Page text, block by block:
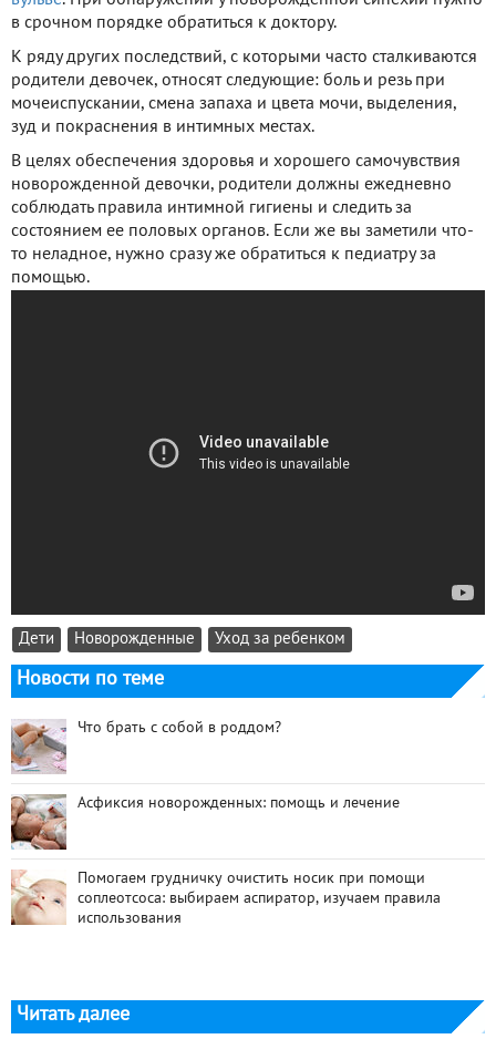
в срочном порядке обратиться к доктору.
К ряду других последствий, с которыми часто сталкиваются
родители девочек, относят следующие: боль и резь при
мочеиспускании, смена запаха и цвета мочи, выделения,
зуд и покраснения в интимных местах.
В целях обеспечения здоровья и хорошего самочувствия
новорожденной девочки, родители должны ежедневно
соблюдать правила интимной гигиены и следить за
состоянием ее половых органов. Если же вы заметили что-
то неладное, нужно сразу же обратиться к педиатру за
помощью.
Дети Новорожденные Уход за ребенком
Новости по теме
Что брать с собой в роддом?
Асфиксия новорожденных: помощь и лечение
Помогаем грудничку очистить носик при помощи
соплеотсоса: выбираем аспиратор, изучаем правила
использования
Читать далее